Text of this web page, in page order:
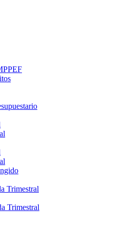
Trimestral
Trimestral